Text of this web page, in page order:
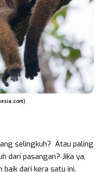
selingkuh? Atau paling
dari pasangan? Jika ya,
dari kera satu ini.